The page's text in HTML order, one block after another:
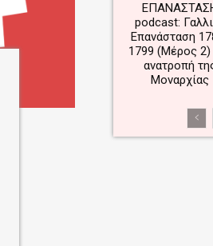
podcast:
Επανάσταση
1799 (Μέρος
ανατροπή
Μοναρχίας